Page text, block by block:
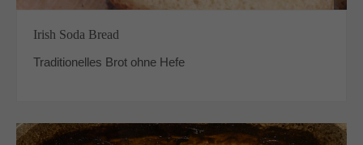
Irish Soda Bread
Traditionelles Brot ohne Hefe